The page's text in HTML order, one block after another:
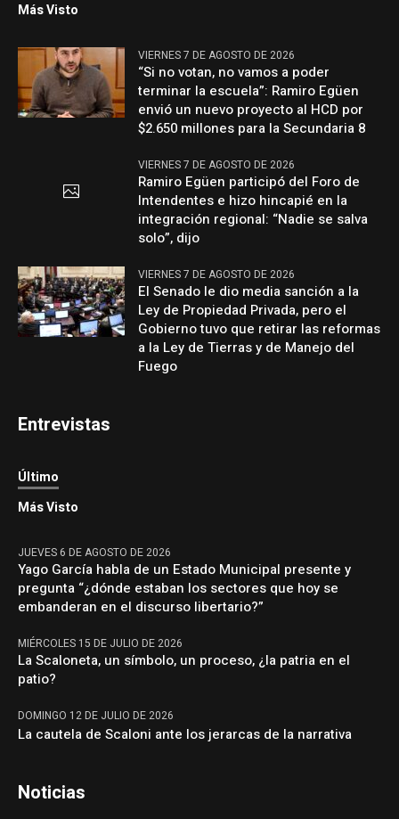
Más Visto
VIERNES 7 DE AGOSTO DE 2026
“Si no votan, no vamos a poder
terminar la escuela”: Ramiro Egüen
envió un nuevo proyecto al HCD por
$2.650 millones para la Secundaria 8
VIERNES 7 DE AGOSTO DE 2026
Ramiro Egüen participó del Foro de
Intendentes e hizo hincapié en la
integración regional: “Nadie se salva
solo”, dijo
VIERNES 7 DE AGOSTO DE 2026
El Senado le dio media sanción a la
Ley de Propiedad Privada, pero el
Gobierno tuvo que retirar las reformas
a la Ley de Tierras y de Manejo del
Fuego
Entrevistas
Último
Más Visto
JUEVES 6 DE AGOSTO DE 2026
Yago García habla de un Estado Municipal presente y
pregunta “¿dónde estaban los sectores que hoy se
embanderan en el discurso libertario?”
MIÉRCOLES 15 DE JULIO DE 2026
La Scaloneta, un símbolo, un proceso, ¿la patria en el
patio?
DOMINGO 12 DE JULIO DE 2026
La cautela de Scaloni ante los jerarcas de la narrativa
Noticias